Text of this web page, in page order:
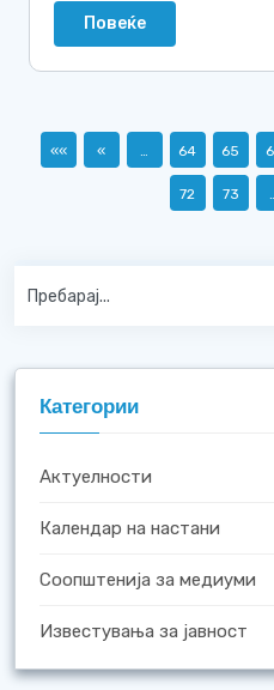
Повеќе
«« « … 64 65
72 73
Категории
Актуелности
Календар на настани
Соопштенија за медиуми
Известувања за јавност